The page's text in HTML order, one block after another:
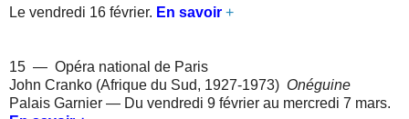
Le vendredi 16 février. En savoir +
15 — Opéra national de Paris
John Cranko (Afrique du Sud, 1927-1973) Onéguine
Palais Garnier — Du vendredi 9 février au mercredi 7 mars.